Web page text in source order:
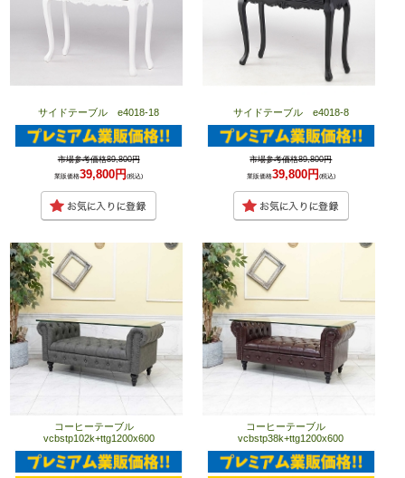
サイドテーブル e4018-18
市場参考価格89,800円
業販価格39,800円(税込)
サイドテーブル e4018-8
市場参考価格89,800円
業販価格39,800円(税込)
コーヒーテーブル
vcbstp102k+ttg1200x600
コーヒーテーブル
vcbstp38k+ttg1200x600